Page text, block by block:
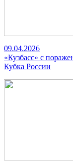
09.04.2026
«Кузбасс» с
Кубка России